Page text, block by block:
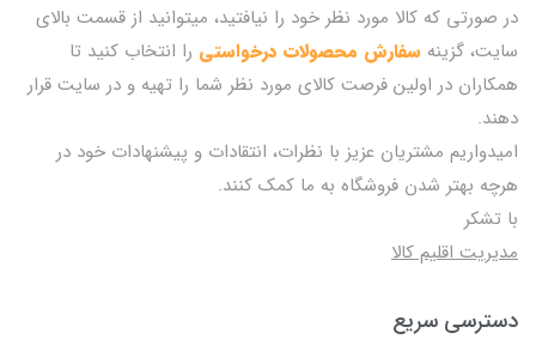
در صورتی که کالا مورد نظر خود را نیافتید، میتوانید از قسمت بالای
سایت، گزینه سفارش محصولات درخواستی را انتخاب کنید تا
همکاران در اولین فرصت کالای مورد نظر شما را تهیه و در سایت قرار
دهند.
امیدواریم مشتریان عزیز با نظرات، انتقادات و پیشنهادات خود در
هرچه بهتر شدن فروشگاه به ما کمک کنند.
با تشکر
مدیریت اقلیم کالا
دسترسی سریع